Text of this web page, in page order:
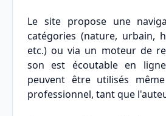
Le site propose une
catégories (nature, urbain,
etc.) ou via un moteur de
son est écoutable en
peuvent être utilisés
professionnel, tant que